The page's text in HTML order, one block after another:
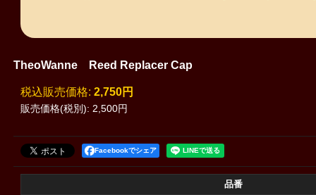
TheoWanne Reed Replacer Cap
販売価格(税別): 2,500円
税込 : 2,750円
Facebookでシェア
品番